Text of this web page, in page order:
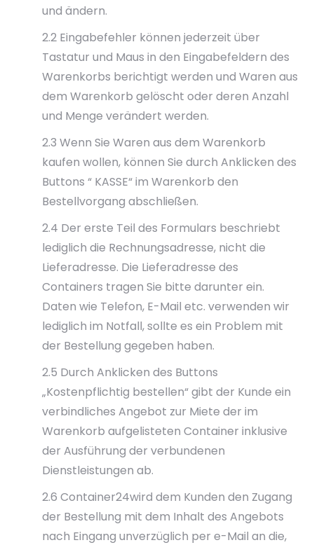
und ändern.
2.2 Eingabefehler können jederzeit über
Tastatur und Maus in den Eingabefeldern des
Warenkorbs berichtigt werden und Waren aus
dem Warenkorb gelöscht oder deren Anzahl
und Menge verändert werden.
2.3 Wenn Sie Waren aus dem Warenkorb
kaufen wollen, können Sie durch Anklicken des
Buttons “ KASSE“ im Warenkorb den
Bestellvorgang abschließen.
2.4 Der erste Teil des Formulars beschriebt
lediglich die Rechnungsadresse, nicht die
Lieferadresse. Die Lieferadresse des
Containers tragen Sie bitte darunter ein.
Daten wie Telefon, E-Mail etc. verwenden wir
lediglich im Notfall, sollte es ein Problem mit
der Bestellung gegeben haben.
2.5 Durch Anklicken des Buttons
„Kostenpflichtig bestellen“ gibt der Kunde ein
verbindliches Angebot zur Miete der im
Warenkorb aufgelisteten Container inklusive
der Ausführung der verbundenen
Dienstleistungen ab.
2.6 Container24wird dem Kunden den Zugang
der Bestellung mit dem Inhalt des Angebots
nach Eingang unverzüglich per e-Mail an die,